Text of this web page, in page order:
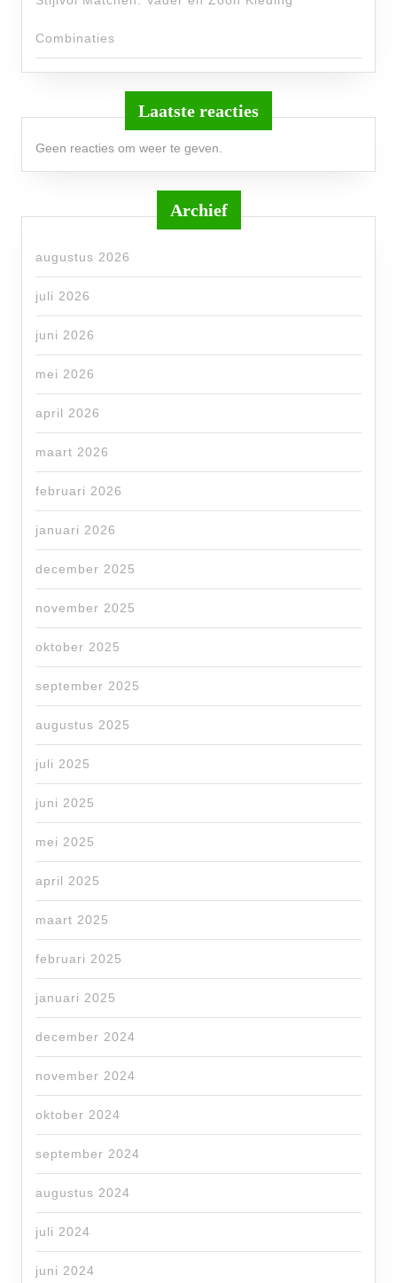
Combinaties
Laatste reacties
Geen reacties om weer te geven.
Archief
augustus 2026
juli 2026
juni 2026
mei 2026
april 2026
maart 2026
februari 2026
januari 2026
december 2025
november 2025
oktober 2025
september 2025
augustus 2025
juli 2025
juni 2025
mei 2025
april 2025
maart 2025
februari 2025
januari 2025
december 2024
november 2024
oktober 2024
september 2024
augustus 2024
juli 2024
juni 2024